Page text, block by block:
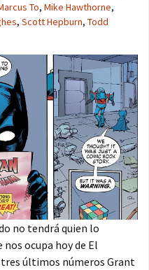
To, Mike Hawthorne,
, Scott Hepburn, Todd
no tendrá quien lo
ocupa hoy de El
últimos números Grant